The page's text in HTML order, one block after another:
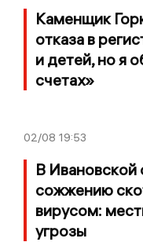
Каменщик
отказа в
и детей, но я
счетах»
02/08 19:53
В Ивановской
сожжению
вирусом:
угрозы